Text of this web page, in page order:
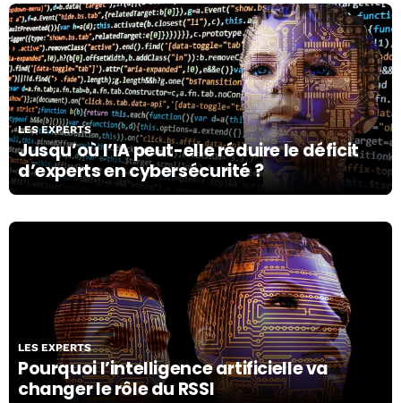
Jusqu’où l’IA peut-elle réduire le déficit
d’experts en cybersécurité ?
LES EXPERTS
15/05/19
Pourquoi l’intelligence artificielle va
changer le rôle du RSSI
LES EXPERTS
27/04/19